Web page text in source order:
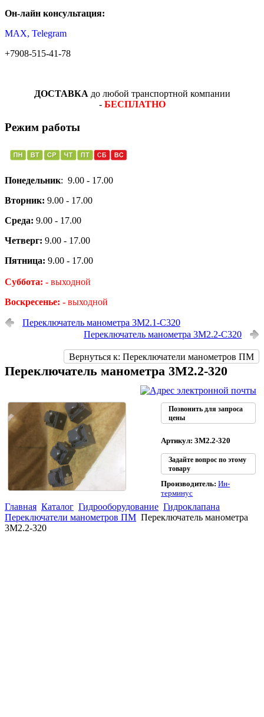
Он-лайн консультация:
MAX, Telegram
+7908-515-41-78
ДОСТАВКА до любой транспортной компании
- БЕСПЛАТНО
Режим работы
Понедельник: 9.00 - 17.00
Вторник: 9.00 - 17.00
Среда: 9.00 - 17.00
Четверг: 9.00 - 17.00
Пятница: 9.00 - 17.00
Суббота: - выходной
Воскресенье: - выходной
Переключатель манометра 3М2.1-С320
Переключатель манометра 3М2.2-С320
Вернуться к: Переключатели манометров ПМ
Переключатель манометра 3М2.2-320
Позвонить для запроса
цены
Артикул: 3М2.2-320
Задайте вопрос по этому
товару
Производитель:Ин-
терминус
Главная Каталог Гидрооборудование Гидроклапана
Переключатели манометров ПМ Переключатель манометра
3М2.2-320